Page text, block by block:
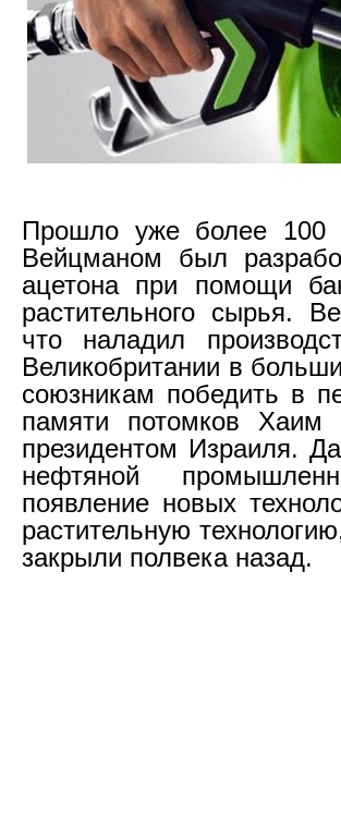
Прошло уже более 100
Вейцманом был
ацетона при помощи
растительного сырья.
что наладил
Великобритании в
союзникам победить в
памяти потомков
президентом Израиля.
нефтяной
появление новых
растительную
закрыли полвека назад.